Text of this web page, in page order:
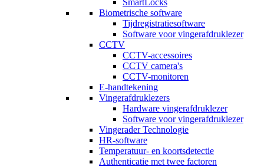
Biometrische software
Tijdregistratiesoftware
Software voor vingerafdruklezer
CCTV
CCTV-accessoires
CCTV camera's
CCTV-monitoren
E-handtekening
Vingerafdruklezers
Hardware vingerafdruklezer
Software voor vingerafdruklezer
Vingerader Technologie
HR-software
Temperatuur- en koortsdetectie
Authenticatie met twee factoren